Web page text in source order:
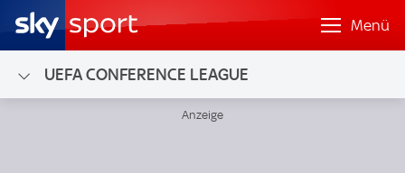
Menü
UEFA CONFERENCE LEAGUE